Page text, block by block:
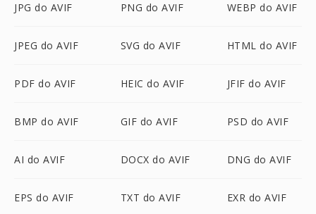
JPG do AVIF PNG do AVIF WEBP do AVIF
JPEG do AVIF SVG do AVIF HTML do AVIF
PDF do AVIF HEIC do AVIF JFIF do AVIF
BMP do AVIF GIF do AVIF PSD do AVIF
AI do AVIF DOCX do AVIF DNG do AVIF
EPS do AVIF TXT do AVIF EXR do AVIF